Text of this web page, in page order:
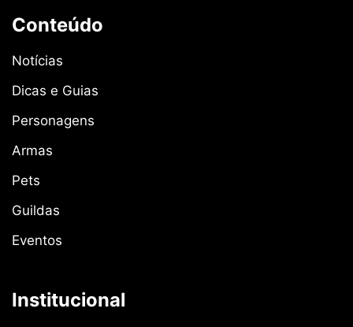
Conteúdo
Notícias
Dicas e Guias
Personagens
Armas
Pets
Guildas
Eventos
Institucional